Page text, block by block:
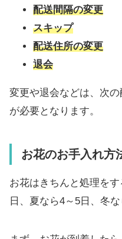
配送間隔の変更
スキップ
配送住所の変更
退会
変更や退会などは、次
が必要となります。
お花のお手入れ方
お花はきちんと処理を
日、夏なら4～5日、冬